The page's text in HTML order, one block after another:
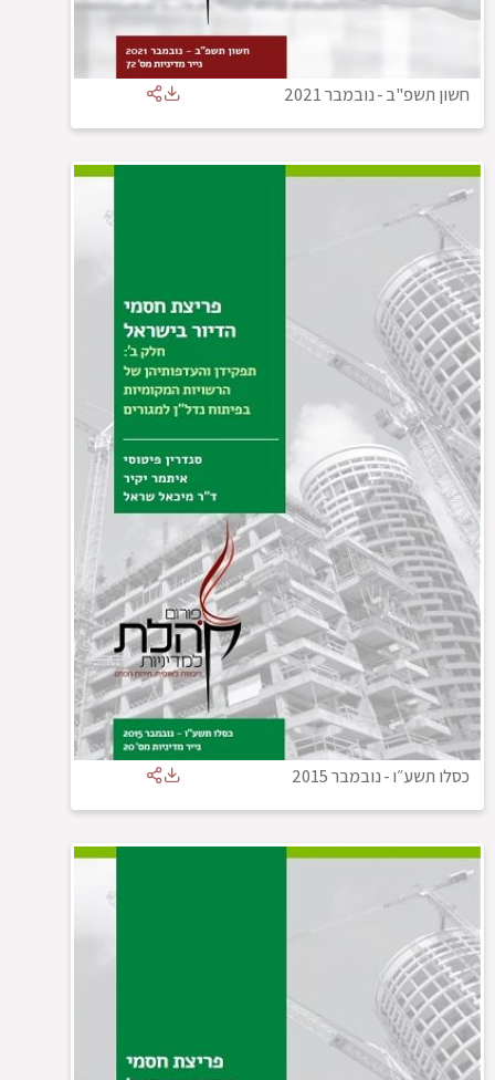
חשון תשפ"ב-נובמבר 2021
כסלו תשע״ו-נובמבר 2015